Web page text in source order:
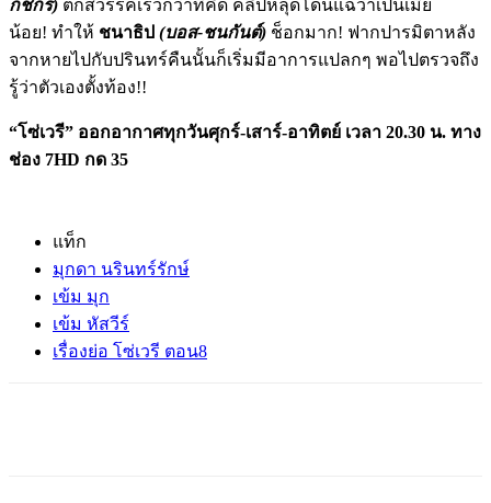
กชกร) ตกสวรรค์เร็วกว่าที่คิด คลิปหลุดโดนแฉว่าเป็นเมีย
น้อย! ทำให้ ชนาธิป (บอส-ชนกันต์) ช็อกมาก! ฟากปารมิตาหลัง
จากหายไปกับปรินทร์คืนนั้นก็เริ่มมีอาการแปลกๆ พอไปตรวจถึง
รู้ว่าตัวเองตั้งท้อง!!
“โซ่เวรี” ออกอากาศทุกวันศุกร์-เสาร์-อาทิตย์ เวลา 20.30 น. ทาง
ช่อง 7HD กด 35
แท็ก
มุกดา นรินทร์รักษ์
เข้ม มุก
เข้ม หัสวีร์
เรื่องย่อ โซ่เวรี ตอน8